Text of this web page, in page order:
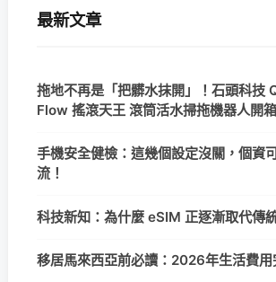
最新文章
拖地不再是「把髒水抹開」！石頭科技
Flow 搖滾天王 滾筒活水掃拖機器人開
手機安全健檢：這幾個設定沒關，個資
流！
科技新知：為什麼 eSIM 正逐漸取代傳
移居馬來西亞前必讀：2026年生活費用